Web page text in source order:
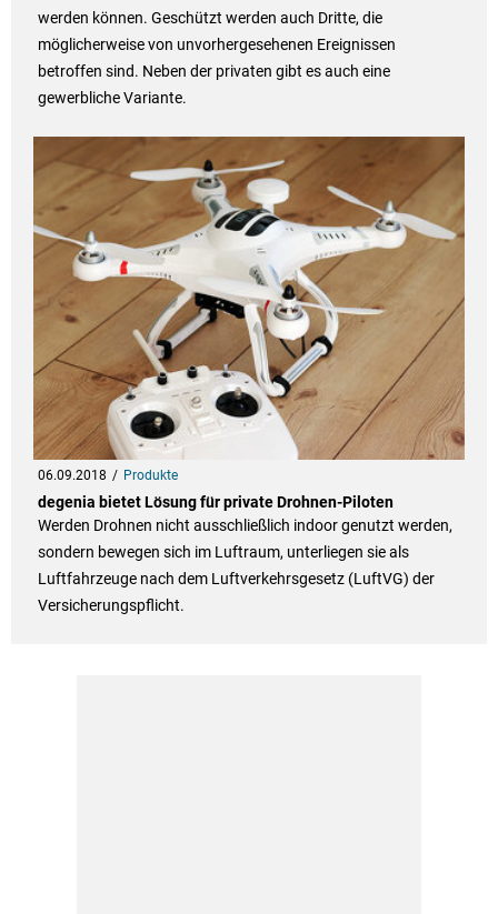
werden können. Geschützt werden auch Dritte, die
möglicherweise von unvorhergesehenen Ereignissen
betroffen sind. Neben der privaten gibt es auch eine
gewerbliche Variante.
06.09.2018 Produkte
degenia bietet Lösung für private Drohnen-Piloten
Werden Drohnen nicht ausschließlich indoor genutzt werden,
sondern bewegen sich im Luftraum, unterliegen sie als
Luftfahrzeuge nach dem Luftverkehrsgesetz (LuftVG) der
Versicherungspflicht.